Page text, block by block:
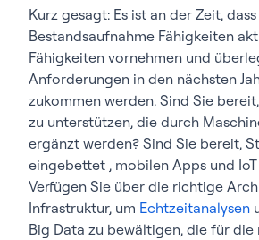
Kurz gesagt: Es ist an der Zeit,
Bestandsaufnahme Fähigkeiten
Fähigkeiten vornehmen und
Anforderungen in den nächsten
zukommen werden. Sind Sie
zu unterstützen, die durch
ergänzt werden? Sind Sie bereit,
eingebettet , mobilen Apps und
Verfügen Sie über die richtige
Infrastruktur, um Echtzeitanalysen
Big Data zu bewältigen, die für die